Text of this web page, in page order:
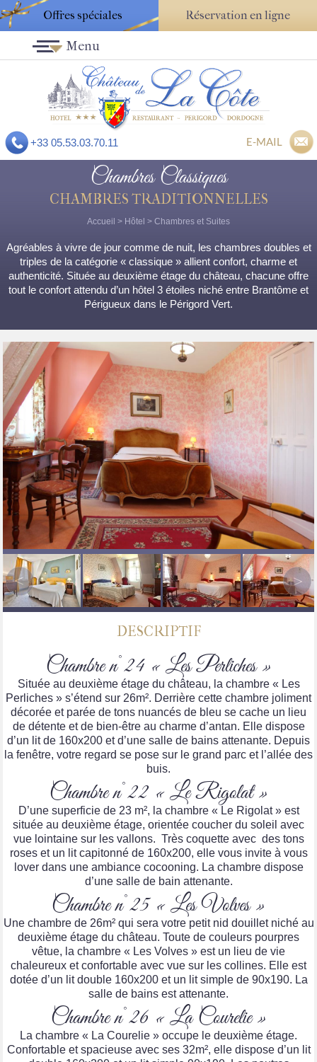
Offres spéciales Réservation en ligne
+33 05.53.03.70.11 E-MAIL
Menu
Chambres Classiques
CHAMBRES TRADITIONNELLES
Accueil > Hôtel > Chambres et Suites
Agréables à vivre de jour comme de nuit, les chambres doubles et
triples de la catégorie « classique » allient confort, charme et
authenticité. Située au deuxième étage du château, chacune offre
tout le confort attendu d’un hôtel 3 étoiles niché entre Brantôme et
Périgueux dans le Périgord Vert.
DESCRIPTIF
Chambre n°24 « Les Perliches »
Située au deuxième étage du château, la chambre « Les
Perliches » s’étend sur 26m². Derrière cette chambre joliment
décorée et parée de tons nuancés de bleu se cache un lieu
de détente et de bien-être au charme d’antan. Elle dispose
d’un lit de 160x200 et d’une salle de bains attenante. Depuis
la fenêtre, votre regard se pose sur le grand parc et l’allée des
buis.
Chambre n°22 « Le Rigolat »
D’une superficie de 23 m², la chambre « Le Rigolat » est
située au deuxième étage, orientée coucher du soleil avec
vue lointaine sur les vallons. Très coquette avec des tons
roses et un lit capitonné de 160x200, elle vous invite à vous
lover dans une ambiance cocooning. La chambre dispose
d’une salle de bain attenante.
Chambre n°25 « Les Volves »
Une chambre de 26m² qui sera votre petit nid douillet niché au
deuxième étage du château. Toute de couleurs pourpres
vêtue, la chambre « Les Volves » est un lieu de vie
chaleureux et confortable avec vue sur les collines. Elle est
dotée d’un lit double 160x200 et un lit simple de 90x190. La
salle de bains est attenante.
Chambre n°26 « La Courelie »
La chambre « La Courelie » occupe le deuxième étage.
Confortable et spacieuse avec ses 32m², elle dispose d’un lit